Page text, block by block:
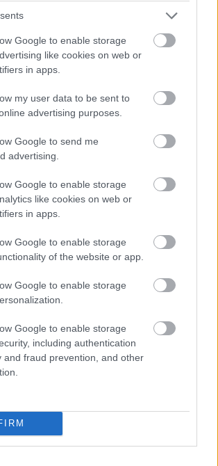
Google to enable storage
like cookies on web or
in apps.
my user data to be sent to
advertising purposes.
Google to send me
advertising.
Google to enable storage
like cookies on web or
in apps.
Google to enable storage
of the website or app.
Google to enable storage
Google to enable storage
including authentication
and fraud prevention, and other